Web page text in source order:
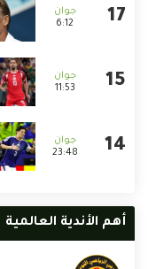
6:12
11:53
23:48
أهم الأندية العالمية